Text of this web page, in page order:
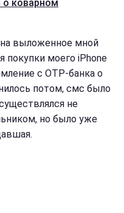
о коварном
выложенное мной
покупки моего iPhone
с OTP-банка о
потом, смс было
не
но было уже